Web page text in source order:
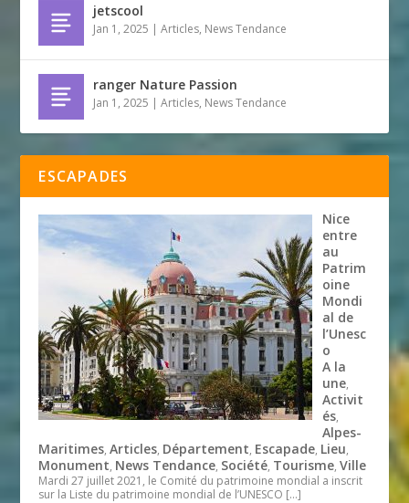
jetscool
Jan 1, 2025 |Articles, News Tendance
ranger Nature Passion
Jan 1, 2025 |Articles, News Tendance
ESCAPADES
Nice
entre
au
Patrim
oine
Mondi
al de
l’Unesc
o
A la
une,
Activit
és,
Alpes-
Maritimes,Articles, Département, Escapade, Lieu,
Monument, News Tendance, Société, Tourisme,Ville
Mardi 27 juillet 2021, le Comité du patrimoine mondial a inscrit
sur la Liste du patrimoine mondial de l’UNESCO […]